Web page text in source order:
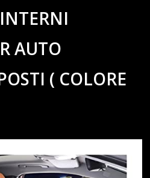
AUTO
( COLORE